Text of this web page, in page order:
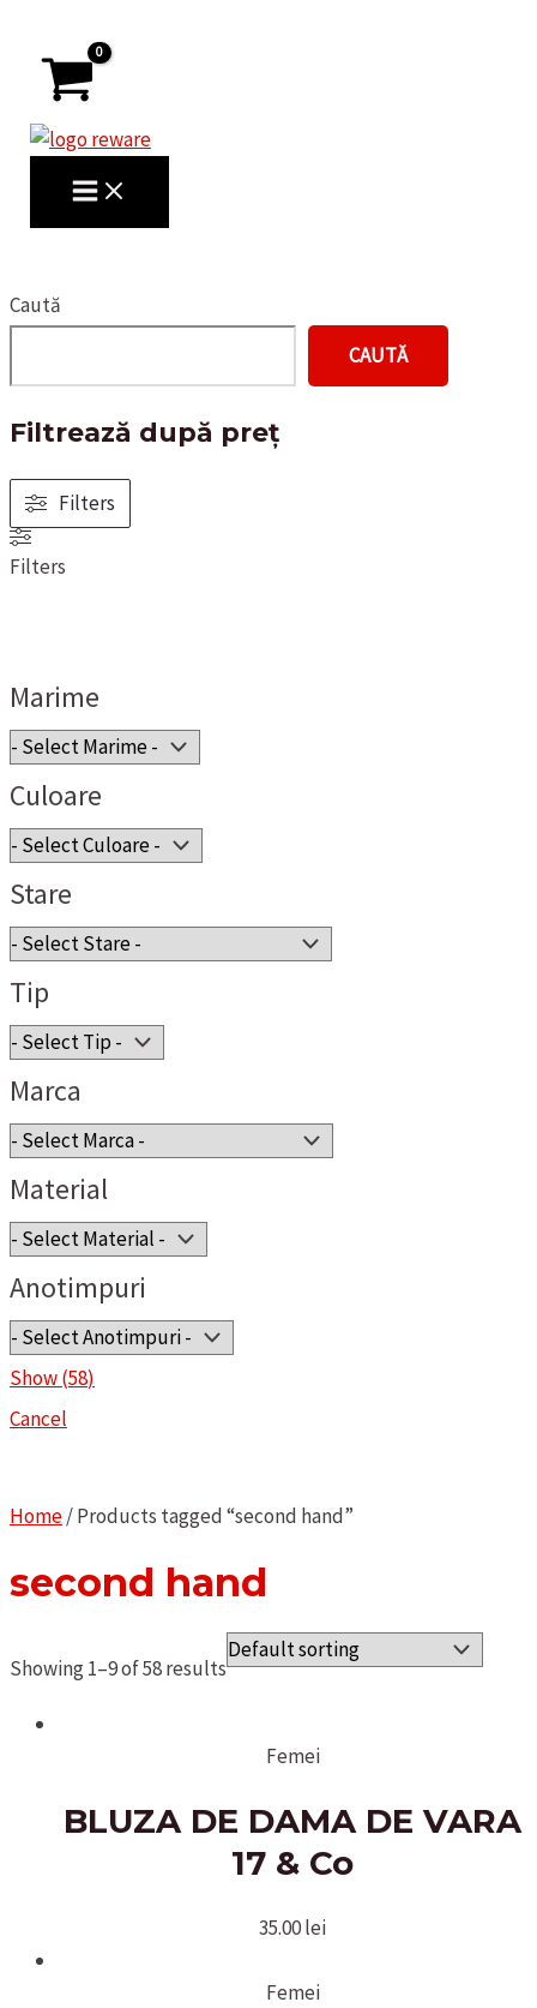
content
MAIN
MENU
Caută
CAUTĂ
Filtrează după preț
Filters
Filters
Marime
Culoare
Stare
Tip
Marca
Material
Anotimpuri
Show(58)
Cancel
Home/ Products tagged “second hand”
second hand
Showing 1–9 of 58 results
Femei
BLUZA DE DAMA DE VARA
17 & Co
35.00lei
Femei